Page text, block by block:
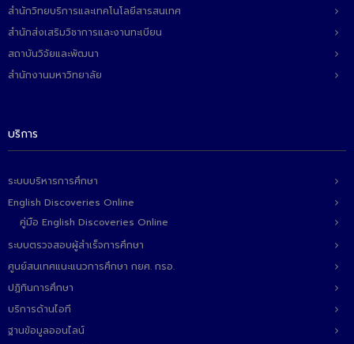
- โครงการส่งเสริมการปลูกกล้วยเล็บมือนางฯ
- ผลงาน/รางวัล
ติดต่อเรา
สำนักวิทยบริการและเทคโนโลยีสารสนเทศ
สำนักส่งเสริมวิชาการและงานทะเบียน
สถาบันวิจัยและพัฒนา
สำนักงานมหาวิทยาลัย
บริการ
ระบบบริหารการศึกษา
English Discoveries Online
คู่มือ English Discoveries Online
ระบบตรวจสอบผู้สำเร็จการศึกษา
ศูนย์สนเทศแนะแนวการศึกษา กยศ. กรอ.
ปฏิทินการศึกษา
บริการด้านไอที
ฐานข้อมูลออนไลน์